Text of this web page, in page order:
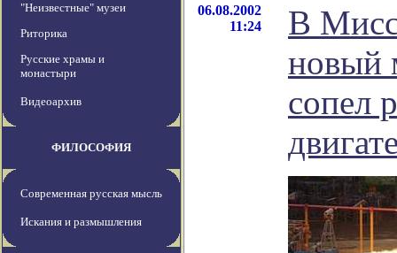
"Неизвестные" музеи
Риторика
Русские храмы и
монастыри
Видеоархив
ФИЛОСОФИЯ
Современная русская мысль
Искания и размышления
06.08.2002
11:24
В
новый
сопел